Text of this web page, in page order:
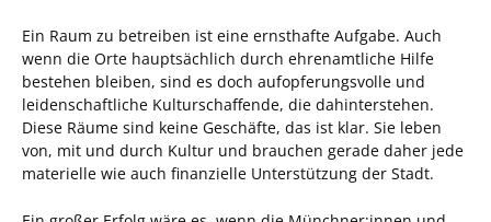
Ein Raum zu betreiben ist eine ernsthafte Aufgabe. Auch
wenn die Orte hauptsächlich durch ehrenamtliche Hilfe
bestehen bleiben, sind es doch aufopferungsvolle und
leidenschaftliche Kulturschaffende, die dahinterstehen.
Diese Räume sind keine Geschäfte, das ist klar. Sie leben
von, mit und durch Kultur und brauchen gerade daher jede
materielle wie auch finanzielle Unterstützung der Stadt.